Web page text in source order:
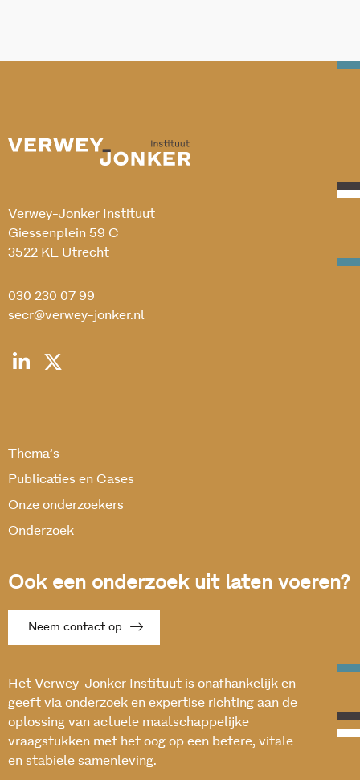
Verwey-Jonker Instituut
Giessenplein 59 C
3522 KE Utrecht
030 230 07 99
secr@verwey-jonker.nl
Thema’s
Publicaties en Cases
Onze onderzoekers
Onderzoek
Ook een onderzoek uit laten voeren?
Neem contact op
Het Verwey-Jonker Instituut is onafhankelijk en
geeft via onderzoek en expertise richting aan de
oplossing van actuele maatschappelijke
vraagstukken met het oog op een betere, vitale
en stabiele samenleving.